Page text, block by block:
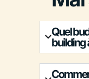
Quel
building